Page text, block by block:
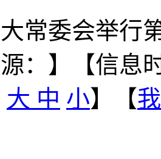
常委会举行
： 】
【信息
大 中 小】【